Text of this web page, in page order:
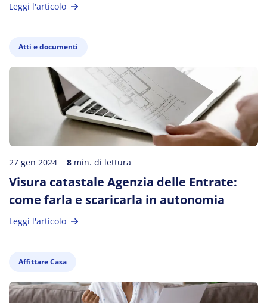
Leggi l'articolo
Atti e documenti
27 gen 2024 8 min. di lettura
Visura catastale Agenzia delle Entrate:
come farla e scaricarla in autonomia
Leggi l'articolo
Affittare Casa